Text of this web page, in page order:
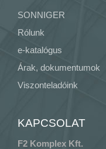
SONNIGER
Rólunk
e-katalógus
Árak, dokumentumok
Viszonteladóink
KAPCSOLAT
F2 Komplex Kft.